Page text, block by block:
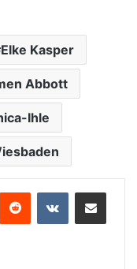
Elke Kasper
Abbott
Ihle